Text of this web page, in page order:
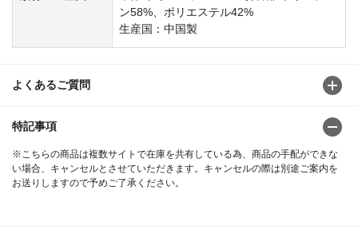
ン58%、ポリエステル42%
生産国：中国製
よくあるご質問
特記事項
※こちらの商品は複数サイトで在庫を共有している為、商品の手配ができな
い場合、キャンセルとさせていただきます。キャンセルの際は別途ご案内を
お送りしますので予めご了承ください。